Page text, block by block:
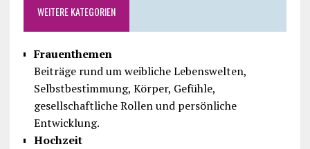
WEITERE KATEGORIEN
Frauenthemen
Beiträge rund um weibliche Lebenswelten,
Selbstbestimmung, Körper, Gefühle,
gesellschaftliche Rollen und persönliche
Entwicklung.
Hochzeit